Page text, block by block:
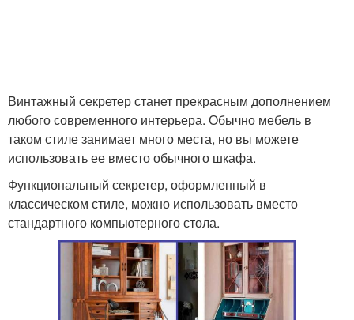
Винтажный секретер станет прекрасным дополнением
любого современного интерьера. Обычно мебель в
таком стиле занимает много места, но вы можете
использовать ее вместо обычного шкафа.
Функциональный секретер, оформленный в
классическом стиле, можно использовать вместо
стандартного компьютерного стола.